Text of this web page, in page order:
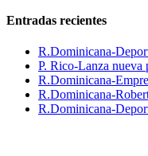
Entradas recientes
R.Dominicana-
P. Rico-Lanza nueva
R.Dominicana-
R.Dominicana-
R.Dominicana-